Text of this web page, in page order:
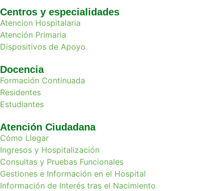
Centros y especialidades
Atencion Hospitalaria
Atención Primaria
Dispositivos de Apoyo
Docencia
Formación Continuada
Residentes
Estudiantes
Atención Ciudadana
Cómo Llegar
Ingresos y Hospitalización
Consultas y Pruebas Funcionales
Gestiones e Información en el Hospital
Información de Interés tras el Nacimiento